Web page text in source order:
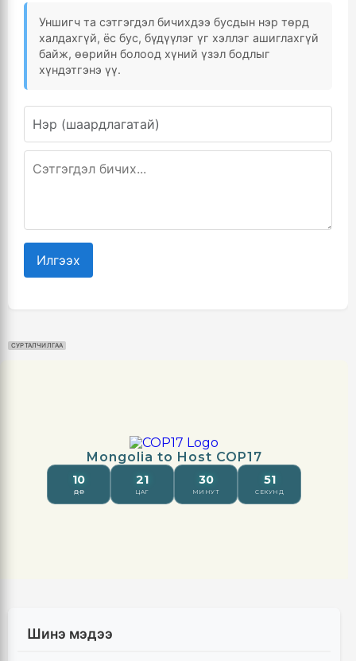
Уншигч та сэтгэгдэл бичихдээ бусдын нэр төрд
халдахгүй, ёс бус, бүдүүлэг үг хэллэг ашиглахгүй
байж, өөрийн болоод хүний үзэл бодлыг
хүндэтгэнэ үү.
Илгээх
СУРТАЛЧИЛГАА
Шинэ мэдээ